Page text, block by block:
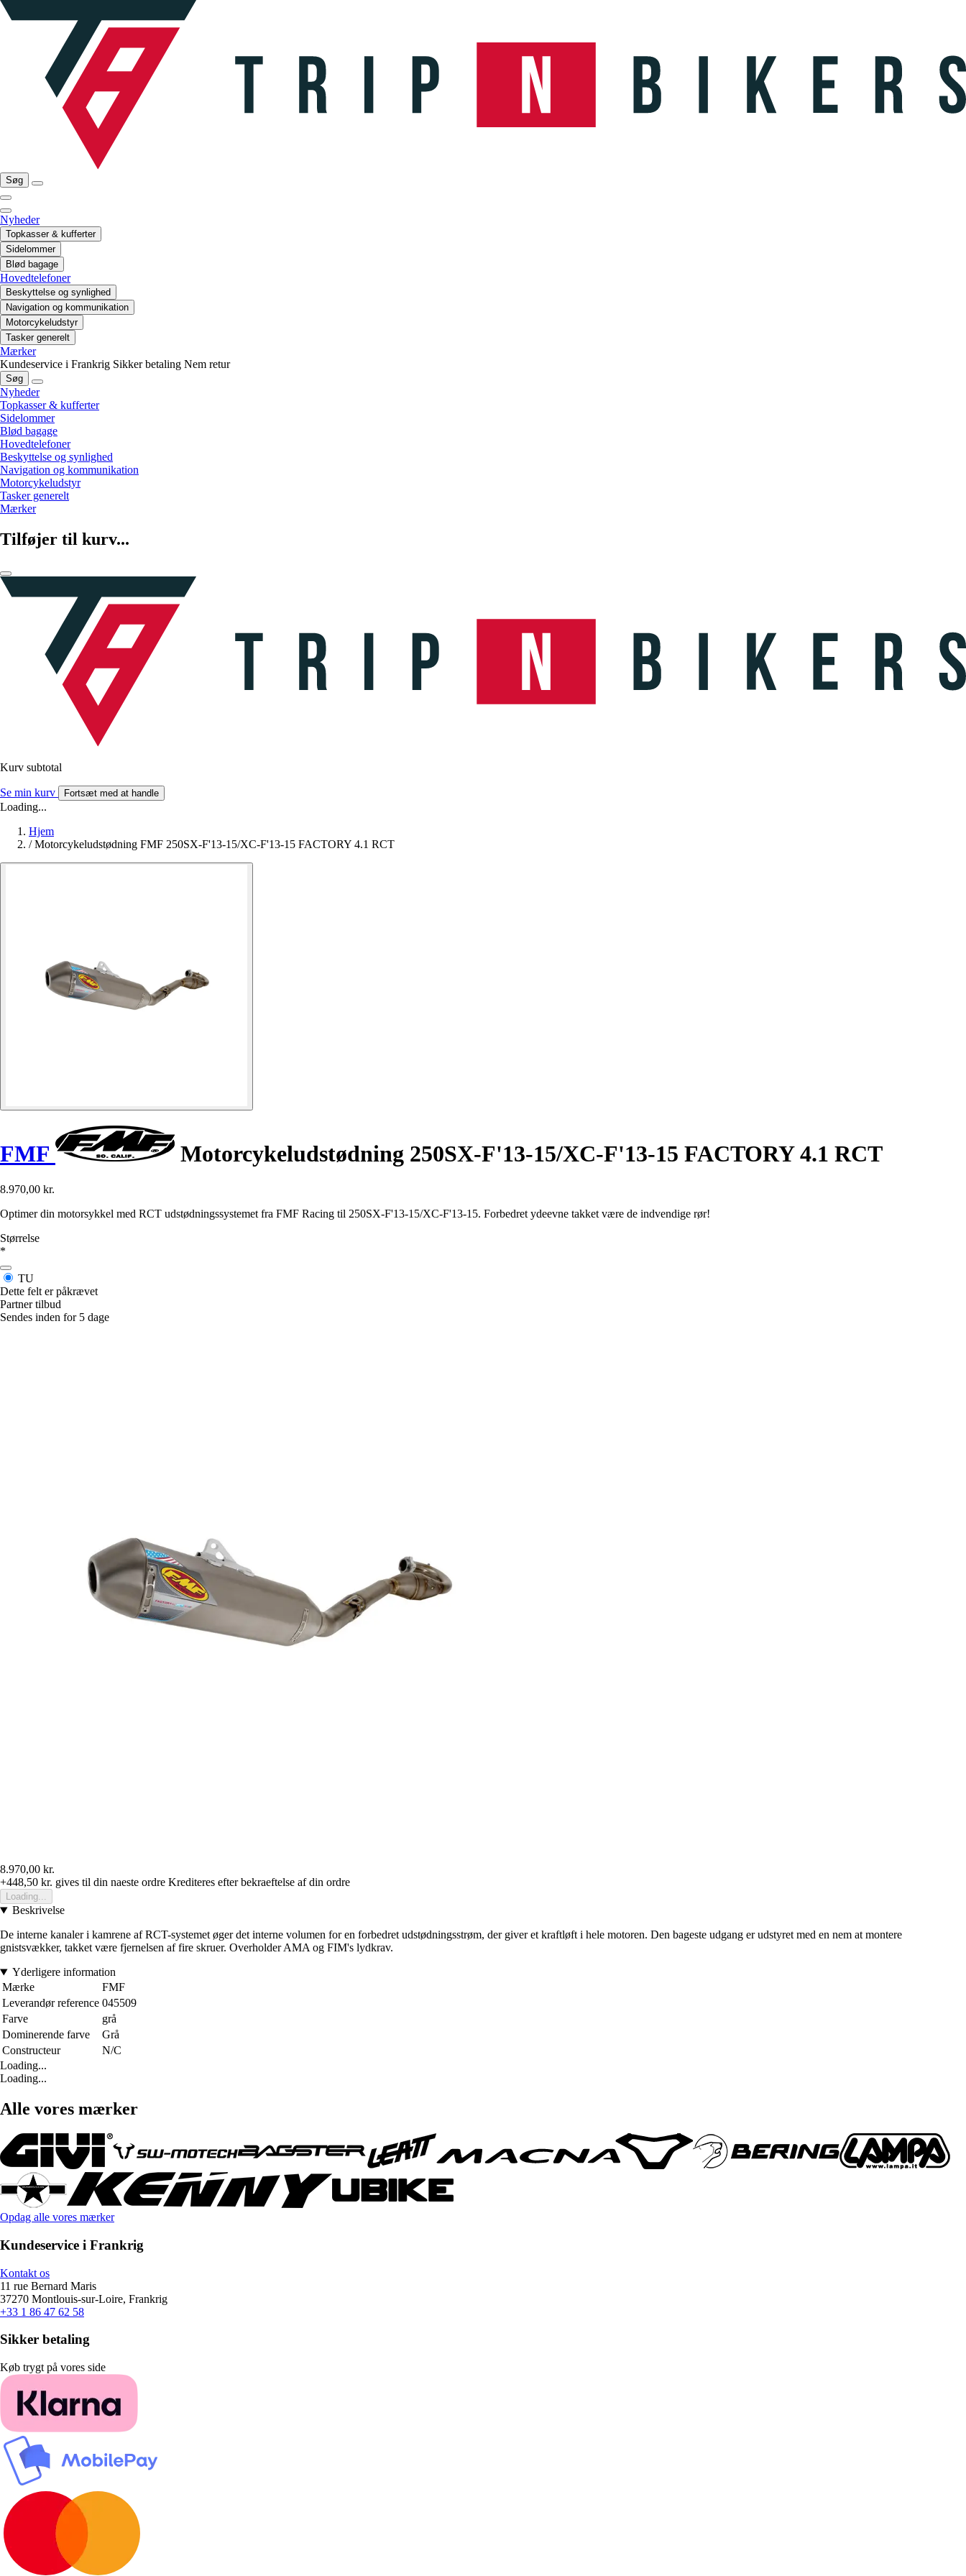
Søg
Nyheder
Topkasser & kufferter
Sidelommer
Blød bagage
Hovedtelefoner
Beskyttelse og synlighed
Navigation og kommunikation
Motorcykeludstyr
Tasker generelt
Mærker
Kundeservice i Frankrig Sikker betaling Nem retur
Søg
Nyheder
Topkasser & kufferter
Sidelommer
Blød bagage
Hovedtelefoner
Beskyttelse og synlighed
Navigation og kommunikation
Motorcykeludstyr
Tasker generelt
Mærker
Tilføjer til kurv...
Kurv subtotal
Se min kurv Fortsæt med at handle
Loading...
Hjem
/ Motorcykeludstødning FMF 250SX-F'13-15/XC-F'13-15 FACTORY 4.1 RCT
FMF Motorcykeludstødning 250SX-F'13-15/XC-F'13-15 FACTORY 4.1 RCT
8.970,00 kr.
Optimer din motorsykkel med RCT udstødningssystemet fra FMF Racing til 250SX-F'13-15/XC-F'13-15. Forbedret ydeevne takket være de indvendige rør!
Størrelse
*
TU
Dette felt er påkrævet
Partner tilbud
Sendes inden for 5 dage
8.970,00 kr.
+448,50 kr. gives til din naeste ordre Krediteres efter bekraeftelse af din ordre
Loading...
Beskrivelse
De interne kanaler i kamrene af RCT-systemet øger det interne volumen for en forbedret udstødningsstrøm, der giver et kraftløft i hele motoren. Den bageste udgang er udstyret med en nem at montere
gnistsvækker, takket være fjernelsen af fire skruer. Overholder AMA og FIM's lydkrav.
Yderligere information
Mærke
FMF
Leverandør reference 045509
Farve
grå
Dominerende farve
Grå
Constructeur
N/C
Loading...
Loading...
Alle vores mærker
Opdag alle vores mærker
Kundeservice i Frankrig
Kontakt os
11 rue Bernard Maris
37270 Montlouis-sur-Loire, Frankrig
+33 1 86 47 62 58
Sikker betaling
Køb trygt på vores side